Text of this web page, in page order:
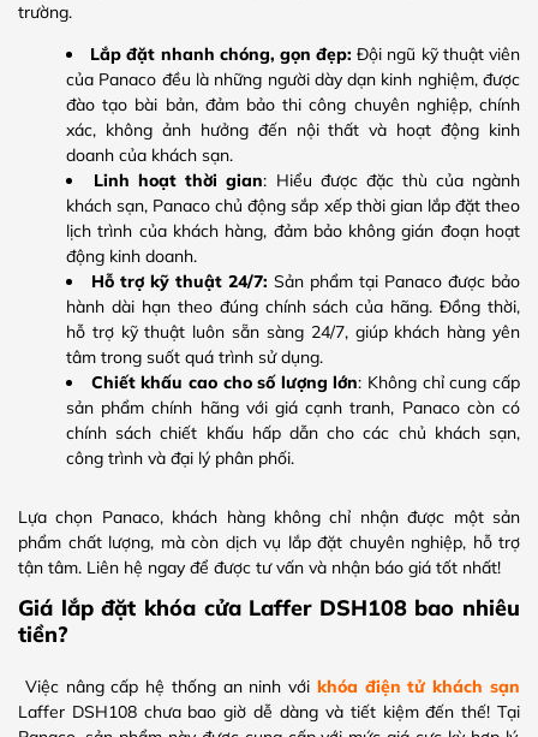
trường.
Lắp đặt nhanh chóng, gọn đẹp: Đội ngũ kỹ thuật viên
của Panaco đều là những người dày dạn kinh nghiệm, được
đào tạo bài bản, đảm bảo thi công chuyên nghiệp, chính
xác, không ảnh hưởng đến nội thất và hoạt động kinh
doanh của khách sạn.
Linh hoạt thời gian: Hiểu được đặc thù của ngành
khách sạn, Panaco chủ động sắp xếp thời gian lắp đặt theo
lịch trình của khách hàng, đảm bảo không gián đoạn hoạt
động kinh doanh.
Hỗ trợ kỹ thuật 24/7: Sản phẩm tại Panaco được bảo
hành dài hạn theo đúng chính sách của hãng. Đồng thời,
hỗ trợ kỹ thuật luôn sẵn sàng 24/7, giúp khách hàng yên
tâm trong suốt quá trình sử dụng.
Chiết khấu cao cho số lượng lớn: Không chỉ cung cấp
sản phẩm chính hãng với giá cạnh tranh, Panaco còn có
chính sách chiết khấu hấp dẫn cho các chủ khách sạn,
công trình và đại lý phân phối.
Lựa chọn Panaco, khách hàng không chỉ nhận được một sản
phẩm chất lượng, mà còn dịch vụ lắp đặt chuyên nghiệp, hỗ trợ
tận tâm. Liên hệ ngay để được tư vấn và nhận báo giá tốt nhất!
Giá lắp đặt khóa cửa Laffer DSH108 bao nhiêu
tiền?
Việc nâng cấp hệ thống an ninh với khóa điện tử khách sạn
Laffer DSH108 chưa bao giờ dễ dàng và tiết kiệm đến thế! Tại